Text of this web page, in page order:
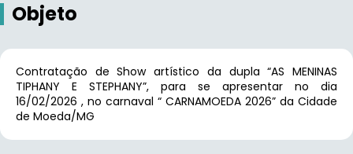
Objeto
Contratação de Show artístico da dupla “AS MENINAS
TIPHANY E STEPHANY”, para se apresentar no dia
16/02/2026 , no carnaval “ CARNAMOEDA 2026” da Cidade
de Moeda/MG